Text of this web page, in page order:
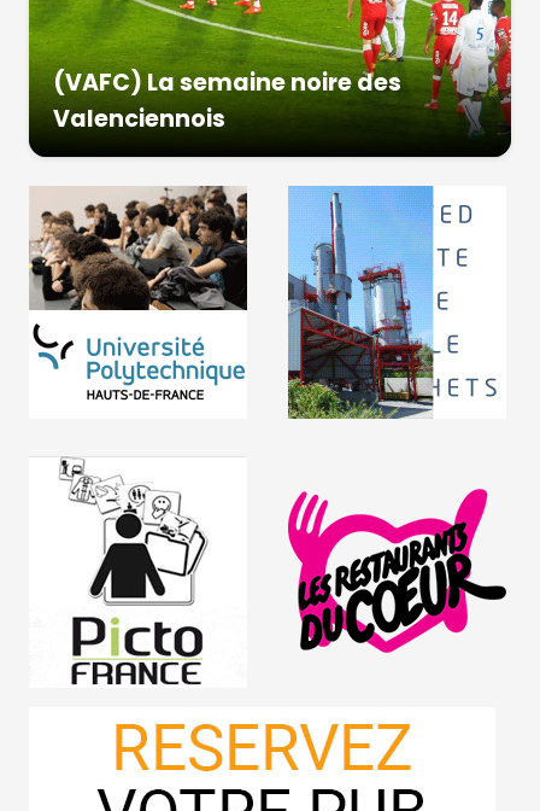
(VAFC) La semaine noire des
Valenciennois